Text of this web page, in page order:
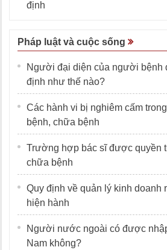
định
Pháp luật và cuộc sống
Người đại diện của người bệnh
định như thế nào?
Các hành vi bị nghiêm cấm
bệnh, chữa bệnh
Trường hợp bác sĩ được quyền
chữa bệnh
Quy định về quản lý kinh doanh
hiện hành
Người nước ngoài có được
Nam không?